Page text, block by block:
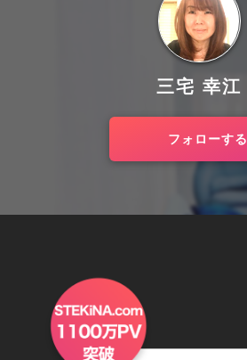
三宅 幸江
フォローする